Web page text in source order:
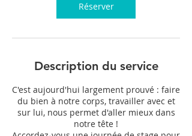
Réserver
Description du service
C'est aujourd'hui largement prouvé : faire
du bien à notre corps, travailler avec et
sur lui, nous permet d'aller mieux dans
notre tête !